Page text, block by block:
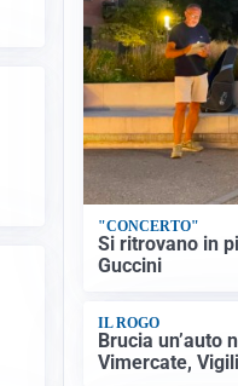
"CONCERTO"
Si ritrovano in
Guccini
IL ROGO
Brucia un’auto
Vimercate,